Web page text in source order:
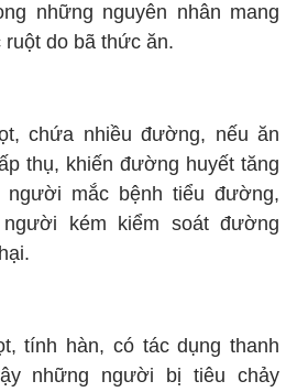
những nguyên nhân mang
do bã thức ăn.
chứa nhiều đường, nếu ăn
thụ, khiến đường huyết tăng
mắc bệnh tiểu đường,
kém kiểm soát đường
tính hàn, có tác dụng thanh
những người bị tiêu chảy